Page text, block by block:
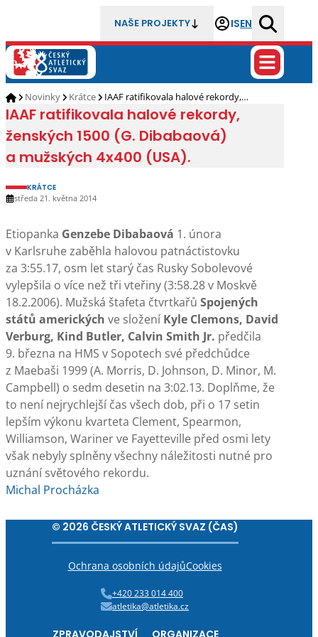
NAŠE PROJEKTY ISEN
Novinky Krátce IAAF ratifikovala halové rekordy,…
IAAF ratifikovala halové rekordy,
ženských 1500 (G. Dibabaová)
a mužských 4x400 (USA).
KRÁTCE
středa 21. května 2014
Etiopanka Genzebe Dibabaová 1. února
v Karlsruhe zaběhla halovou patnáctistovku
za 3:55.17, osm let starý čas Rusky Sobolevové
vylepšila o více než tři vteřiny (3:58.28 v Moskvě
18.2.2006). Mužská štafeta čtvrtkařů Spojených
států amerických ve složení Kyle Clemons, David
Verburg, Kind Butler, Calvin Smith Jr. předčila
9. března na HMS v Sopotech své předchůdce
z Maebaši 1999 (A. Morris, D. Johnson, D. Minor, M.
Campbell) o sedm desetin na 3:02.13. Doplňme, že
to není nejrychlejší čas všech dob, při o 17 setin
lepším výkonu kvarteta Clement, Spearmon,
Williamson, Wariner ve Fayetteville před osmi lety
však nebyly splněny všechny náležitosti nutné pro
uznání světového rekordu.
Michal Procházka
© 2026 ČESKÝ ATLETICKÝ SVAZ (ČAS)
Ochrana osobních údajůCookies
+420 233 014 400
atletika@atletika.cz
ZPRAVODAJSTVÍ ORGANIZACE